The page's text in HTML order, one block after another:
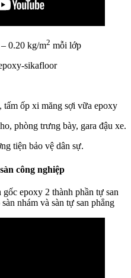
0.20 kg/m2 mỗi lớp
tấm ốp xi măng sợi vữa epoxy
phòng trưng bày, gara đậu xe.
tiện bảo vệ dân sự.
công nghiệp
gốc epoxy 2 thành phần tự san
nhám và sàn tự san phẳng